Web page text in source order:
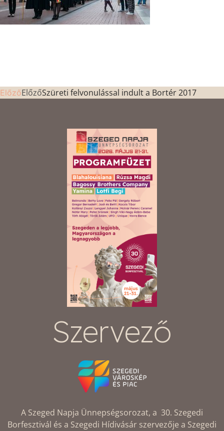
ElőzőElőzőSzüreti felvonulással indult a Bortér 2017
Szervező
A Szeged Napja Ünnepségsorozat, a 30. Szegedi
Borfesztivál és a Szegedi Hídivásár szervezője a Szegedi